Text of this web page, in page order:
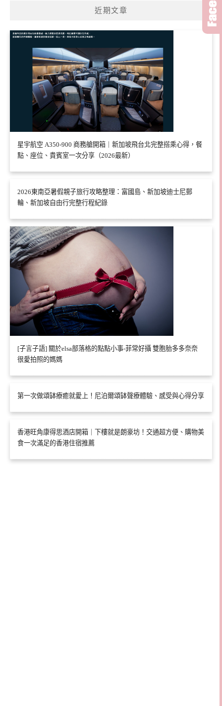
近期文章
星宇航空 A350-900 商務艙開箱｜新加坡飛台北完整搭乘心得，餐
點、座位、貴賓室一次分享（2026最新）
2026東南亞暑假親子旅行攻略整理：富國島、新加坡迪士尼郵
輪、新加坡自由行完整行程紀錄
[子言子語] 關於elsa部落格的點點小事-菲常好攝 雙胞胎多多奈奈
很愛拍照的媽媽
第一次做頌缽療癒就愛上！尼泊爾頌缽聲療體驗、感受與心得分享
香港旺角康得思酒店開箱｜下樓就是朗豪坊！交通超方便、購物美
食一次滿足的香港住宿推薦